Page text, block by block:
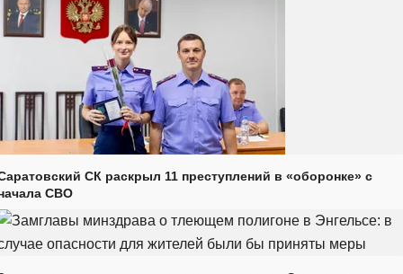
СК раскрыл 11 преступлений в «оборонке» с
СВО